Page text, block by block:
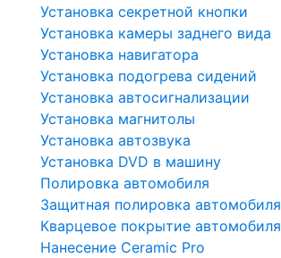
Установка секретной кнопки
Установка камеры заднего вида
Установка навигатора
Установка подогрева сидений
Установка автосигнализации
Установка магнитолы
Установка автозвука
Установка DVD в машину
Полировка автомобиля
Защитная полировка автомобиля
Кварцевое покрытие автомобиля
Нанесение Ceramic Pro